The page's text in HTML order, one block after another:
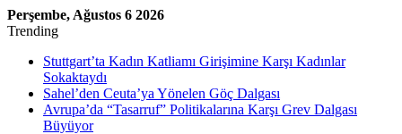
Perşembe, Ağustos 6 2026
Trending
Stuttgart’ta Kadın Katliamı Girişimine Karşı Kadınlar
Sokaktaydı
Sahel’den Ceuta’ya Yönelen Göç Dalgası
Avrupa’da “Tasarruf” Politikalarına Karşı Grev Dalgası
Büyüyor